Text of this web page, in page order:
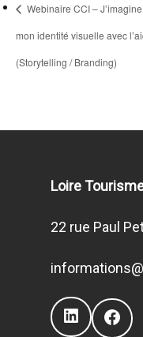
Webinaire CCI –
mon identité visuelle avec
(Storytelling / Branding)
Loire
22 rue Paul
LinkedIn